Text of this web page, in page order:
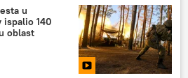
– vesti
u
ispalio 140
oblast